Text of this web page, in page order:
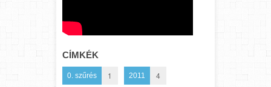
CÍMKÉK
0. szűrés 1 2011 4